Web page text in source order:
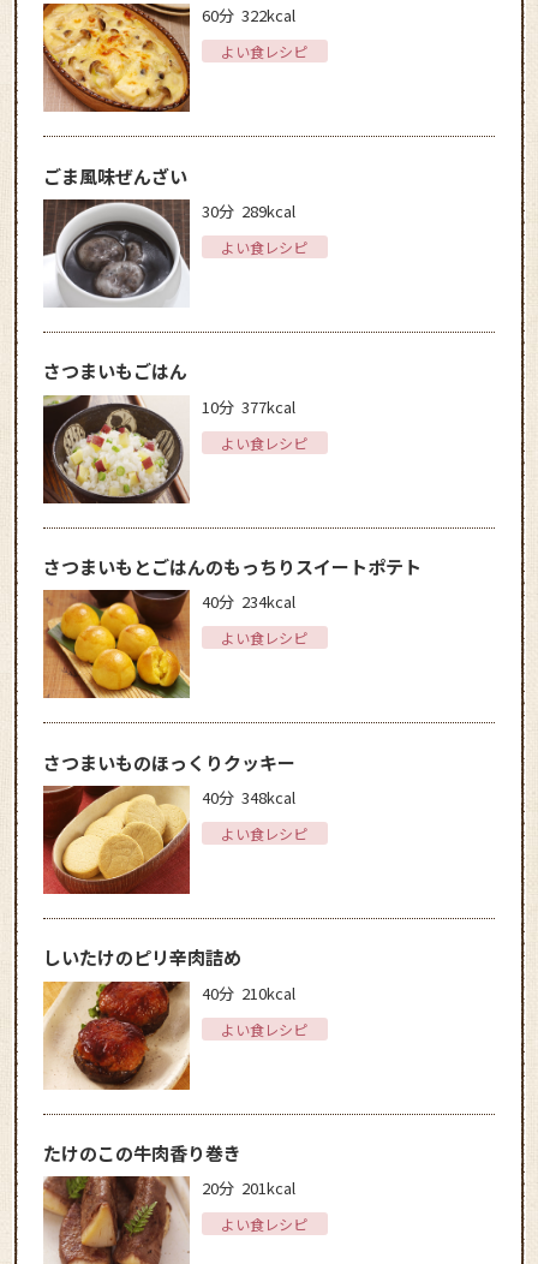
60分 322kcal
よい食レシピ
ごま風味ぜんざい
30分 289kcal
よい食レシピ
さつまいもごはん
10分 377kcal
よい食レシピ
さつまいもとごはんのもっちりスイートポテト
40分 234kcal
よい食レシピ
さつまいものほっくりクッキー
40分 348kcal
よい食レシピ
しいたけのピリ辛肉詰め
40分 210kcal
よい食レシピ
たけのこの牛肉香り巻き
20分 201kcal
よい食レシピ